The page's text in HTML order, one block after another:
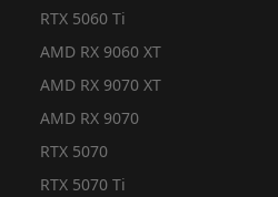
RTX 5060 Ti
AMD RX 9060 XT
AMD RX 9070 XT
AMD RX 9070
RTX 5070
RTX 5070 Ti